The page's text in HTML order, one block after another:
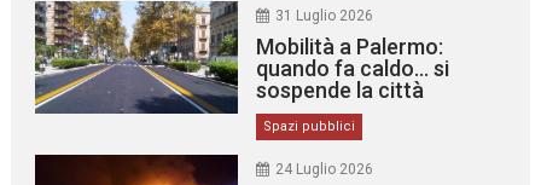
31 Luglio 2026
Mobilità a Palermo:
quando fa caldo… si
sospende la città
Spazi pubblici
24 Luglio 2026